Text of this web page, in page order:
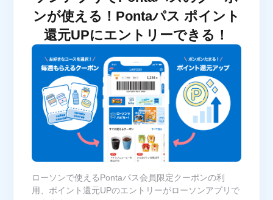
ンが使える！Pontaパス ポイント
還元UPにエントリーできる！
ローソンで使えるPontaパス会員限定クーポンの利
用、ポイント還元UPのエントリーがローソンアプリで